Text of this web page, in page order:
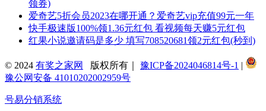
领券)
爱奇艺5折会员2023在哪开通？爱奇艺vip充值99元一年
快手极速版100%领1.36元红包 看视频每天赚5元红包
红果小说邀请码是多少 填写708520681领2元红包(秒到)
© 2024 有奖之家网 版权所有｜ 豫ICP备2024046814号-1 |
豫公网安备 41010202002959号
号易分销系统